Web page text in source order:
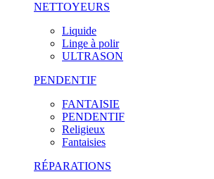
NETTOYEURS
Liquide
Linge à polir
ULTRASON
PENDENTIF
FANTAISIE
PENDENTIF
Religieux
Fantaisies
RÉPARATIONS